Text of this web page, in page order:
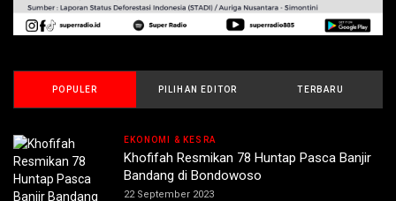
POPULER PILIHAN EDITOR TERBARU
EKONOMI & KESRA
Khofifah Resmikan 78 Huntap Pasca Banjir
Bandang di Bondowoso
22 September 2023